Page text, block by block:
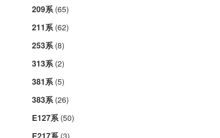
209系(65)
211系(62)
253系(8)
313系(2)
381系(5)
383系(26)
E127系(50)